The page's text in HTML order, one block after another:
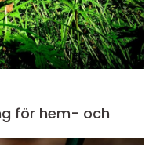
för hem- och